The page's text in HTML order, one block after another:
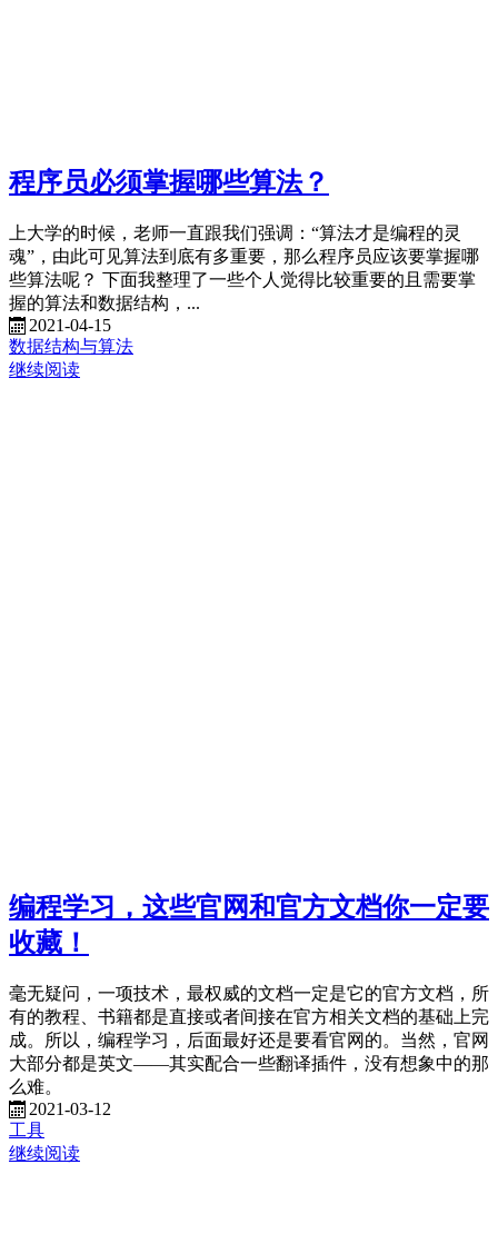
程序员必须掌握哪些算法？
上大学的时候，老师一直跟我们强调：“算法才是编程的灵
魂”，由此可见算法到底有多重要，那么程序员应该要掌握哪
些算法呢？ 下面我整理了一些个人觉得比较重要的且需要掌
握的算法和数据结构，...
2021-04-15
数据结构与算法
继续阅读
编程学习，这些官网和官方文档你一定要
收藏！
毫无疑问，一项技术，最权威的文档一定是它的官方文档，所
有的教程、书籍都是直接或者间接在官方相关文档的基础上完
成。所以，编程学习，后面最好还是要看官网的。当然，官网
大部分都是英文——其实配合一些翻译插件，没有想象中的那
么难。
2021-03-12
工具
继续阅读